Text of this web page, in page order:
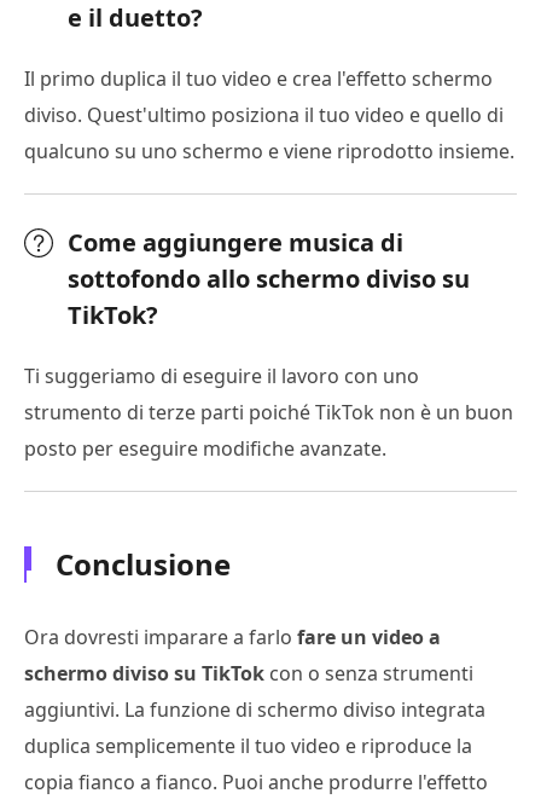
e il duetto?
Il primo duplica il tuo video e crea l'effetto schermo
diviso. Quest'ultimo posiziona il tuo video e quello di
qualcuno su uno schermo e viene riprodotto insieme.
Come aggiungere musica di
sottofondo allo schermo diviso su
TikTok?
Ti suggeriamo di eseguire il lavoro con uno
strumento di terze parti poiché TikTok non è un buon
posto per eseguire modifiche avanzate.
Conclusione
Ora dovresti imparare a farlo fare un video a
schermo diviso su TikTok con o senza strumenti
aggiuntivi. La funzione di schermo diviso integrata
duplica semplicemente il tuo video e riproduce la
copia fianco a fianco. Puoi anche produrre l'effetto